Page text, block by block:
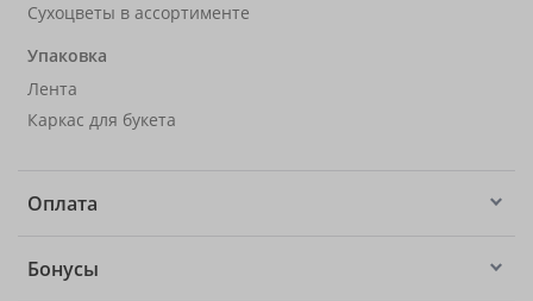
Сухоцветы в ассортименте
Упаковка
Лента
Каркас для букета
Оплата
Бонусы